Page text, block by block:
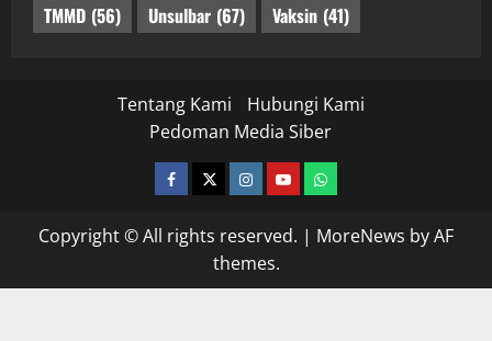
TMMD (56) Unsulbar (67) Vaksin (41)
Tentang Kami
Hubungi Kami
Pedoman Media Siber
facebooktwitterinstagram.com
youtubewhatsapp
Copyright © All rights reserved. | MoreNews by AF
themes.